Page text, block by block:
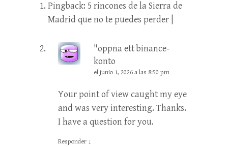
Pingback: 5 rincones de la Sierra de
Madrid que no te puedes perder |
"oppna ett binance-
konto
el junio 1, 2026 a las 8:50 pm
Your point of view caught my eye
and was very interesting. Thanks.
I have a question for you.
Responder ↓